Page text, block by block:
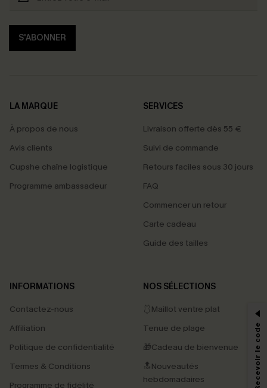
S'ABONNER
LA MARQUE
À propos de nous
Avis clients
Cupshe chaîne logistique
Programme ambassadeur
SERVICES
Livraison offerte dès 55 €
Suivi de commande
Retours faciles sous 30 jours
FAQ
Commencer un retour
Carte cadeau
Guide des tailles
INFORMATIONS
Contactez-nous
Affiliation
Politique de confidentialité
Termes & Conditions
Programme de fidélité
NOS SÉLECTIONS
🩱Maillot ventre plat
Tenue de plage
🎁Cadeau de bienvenue
🔝Nouveautés
hebdomadaires
PROFITEZ DE -15%
-15% dès 2 Achetés par E-mail
En soumettant votre adresse e-mail, vous acceptez de recevoir des e-mails
marketing (y compris du contenu généré par l'IA) de Cupshe et